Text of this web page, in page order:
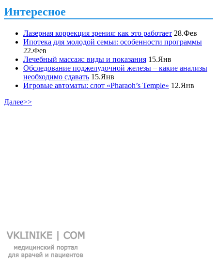
Интересное
Лазерная коррекция зрения: как это работает 28.Фев
Ипотека для молодой семьи: особенности программы
22.Фев
Лечебный массаж: виды и показания 15.Янв
Обследование поджелудочной железы – какие анализы
необходимо сдавать 15.Янв
Игровые автоматы: слот «Pharaoh’s Temple» 12.Янв
Далее>>